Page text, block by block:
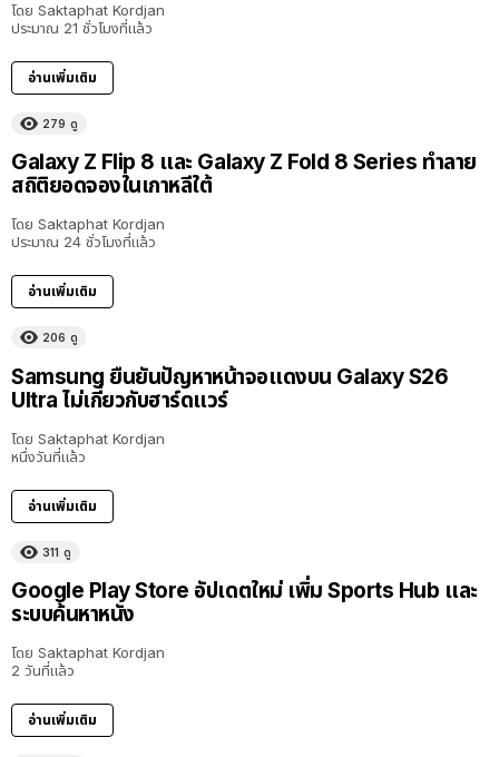
โดย Saktaphat Kordjan
ประมาณ 21 ชั่วโมงที่แล้ว
อ่านเพิ่มเติม
279 ดู
Galaxy Z Flip 8 และ Galaxy Z Fold 8 Series ทำลาย
สถิติยอดจองในเกาหลีใต้
โดย Saktaphat Kordjan
ประมาณ 24 ชั่วโมงที่แล้ว
อ่านเพิ่มเติม
206 ดู
Samsung ยืนยันปัญหาหน้าจอแดงบน Galaxy S26
Ultra ไม่เกี่ยวกับฮาร์ดแวร์
โดย Saktaphat Kordjan
หนึ่งวันที่แล้ว
อ่านเพิ่มเติม
311 ดู
Google Play Store อัปเดตใหม่ เพิ่ม Sports Hub และ
ระบบค้นหาหนัง
โดย Saktaphat Kordjan
2 วันที่แล้ว
อ่านเพิ่มเติม